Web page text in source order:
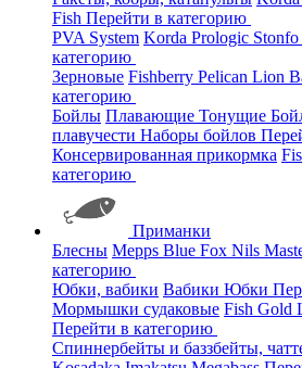
Fish Перейти в категорию
PVA System Korda Prologic Stonfo
категорию
Зерновые Fishberry Pelican Lion
категорию
Бойлы Плавающие Тонущие
плавучести Наборы бойлов
Консервированная прикормка
категорию
Приманки
Блесны Mepps Blue Fox Nils
категорию
Юбки, вабики Вабики Юбки
Мормышки судаковые Fish Gold
Перейти в категорию
Спиннербейты и баззбейты,